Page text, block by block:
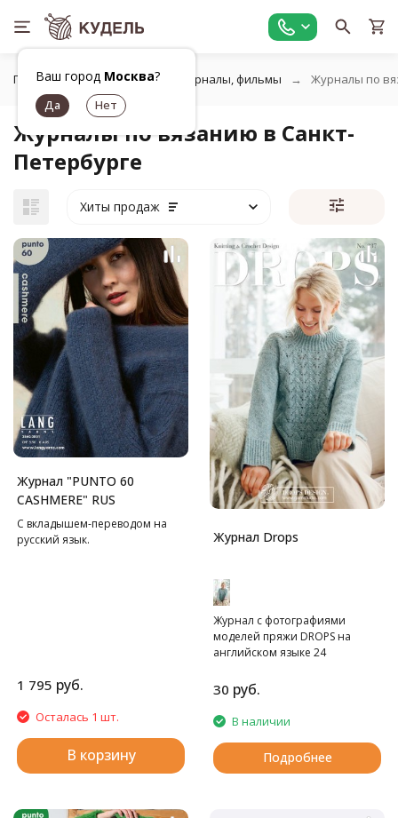
Ваш город Москва?
Главная Игрушки, книги, журналы, фильмы Журналы по
Журналы по вязанию в Санкт-
Петербурге
Хиты продаж
Журнал "PUNTO 60
CASHMERE" RUS
С вкладышем-переводом на
русский язык.
1 795 руб.
Осталась 1 шт.
В корзину
Журнал Drops
Журнал с фотографиями
моделей пряжи DROPS на
английском языке 24
30 руб.
В наличии
Подробнее